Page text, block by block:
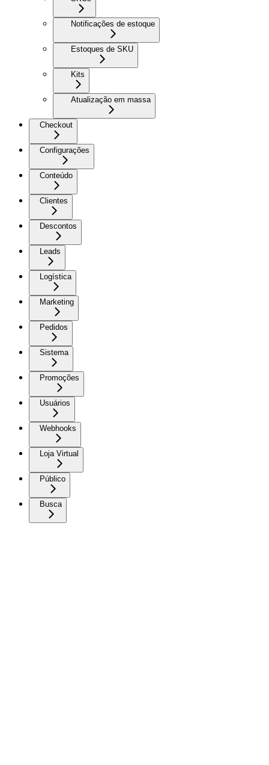
Notificações de estoque
Estoques de SKU
Kits
Atualização em massa
Checkout
Configurações
Conteúdo
Clientes
Descontos
Leads
Logística
Marketing
Pedidos
Sistema
Promoções
Usuários
Webhooks
Loja Virtual
Público
Busca